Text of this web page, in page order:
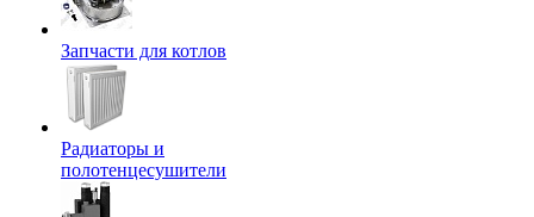
Запчасти для котлов
Радиаторы и
полотенцесушители